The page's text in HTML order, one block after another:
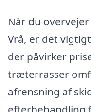
Når du
Vrå, er det
der påvirker
træterrasser
afrensning af
efterbehandling